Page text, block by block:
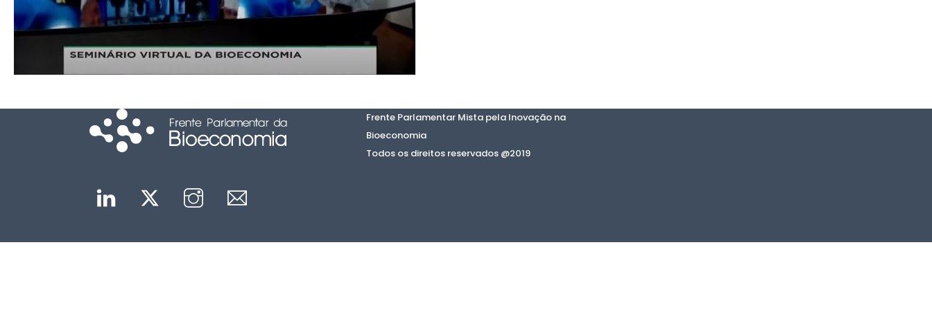
Frente Parlamentar Mista pela Inovação na
Bioeconomia
Todos os direitos reservados @2019
Linkedin Twitter Instagram